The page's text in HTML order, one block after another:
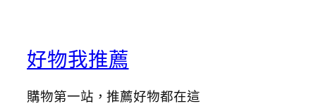
好物我推薦
購物第一站，推薦好物都在這